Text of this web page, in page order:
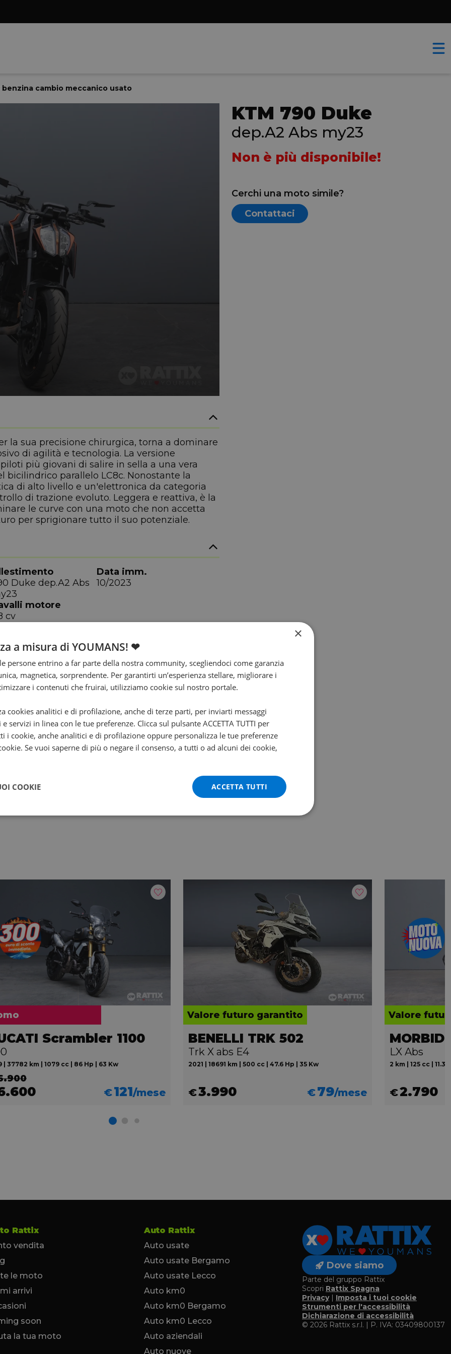
cambio meccanico usato
la sua precisione chirurgica, torna a dominare
di agilità e tecnologia. La versione
più giovani di salire in sella a una vera
parallelo LC8c. Nonostante la
di alto livello e un'elettronica da categoria
di trazione evoluto. Leggera e reattiva, è la
le curve con una moto che non accetta
per sprigionare tutto il suo potenziale.
Duke dep.A2 Abs
Data imm.
10/2023
motore
cv
Regime
kw
KTM 790 Duke
dep.A2 Abs my23
Non è più disponibile!
Cerchi una moto simile?
Contattaci
Scrambler 1100
| 37782 km | 1079 cc | 86 Hp | 63 Kw
€121/mese
Valore futuro garantito
BENELLI TRK 502
Trk X abs E4
2021 | 18691 km | 500 cc | 47.6 Hp | 35 Kw
€3.990 €79/mese
Valore
LX Abs
2 km | 125 cc | 11.3
€2.790
Rattix
vendita
le moto
arrivi
soon
la tua moto
Auto Rattix
Auto usate
Auto usate Bergamo
Auto usate Lecco
Auto km0
Auto km0 Bergamo
Auto km0 Lecco
Auto aziendali
Auto nuove
Dove siamo
Parte del gruppo Rattix
Scopri Rattix Spagna
Privacy| Imposta i tuoi cookie
Strumenti per l'accessibilità
Dichiarazione di accessibilità
© 2026 Rattix s.r.l. | P. IVA: 03409800137
×
a misura di YOUMANS! ❤
persone entrino a far parte della nostra community, scegliendoci come garanzia
magnetica, sorprendente. Per garantirti un’esperienza stellare, migliorare i
i contenuti che fruirai, utilizziamo cookie sul nostro portale.
cookies analitici e di profilazione, anche di terze parti, per inviarti messaggi
servizi in linea con le tue preferenze. Clicca sul pulsante ACCETTA TUTTI per
i cookie, anche analitici e di profilazione oppure personalizza le tue preferenze
Se vuoi saperne di più o negare il consenso, a tutti o ad alcuni dei cookie,
ACCETTA TUTTI
COOKIE